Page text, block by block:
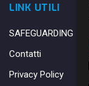
LINK UTILI
SAFEGUARDING
Contatti
Privacy Policy